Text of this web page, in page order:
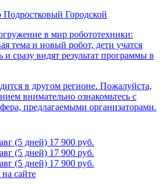
Подростковый Городской
в мир робототехники:
тема и новый робот, дети учатся
и сразу видят результат программы в
в другом регионе. Пожалуйста,
внимательно ознакомьтесь с
предлагаемыми организаторами.
(5 дней) 17 900 руб.
(5 дней) 17 900 руб.
(5 дней) 17 900 руб.
сайте